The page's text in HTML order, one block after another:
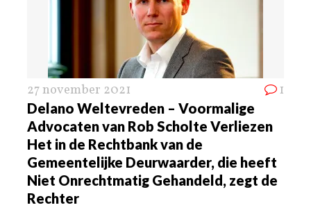
27 november 2021 1
Delano Weltevreden – Voormalige
Advocaten van Rob Scholte Verliezen
Het in de Rechtbank van de
Gemeentelijke Deurwaarder, die heeft
Niet Onrechtmatig Gehandeld, zegt de
Rechter